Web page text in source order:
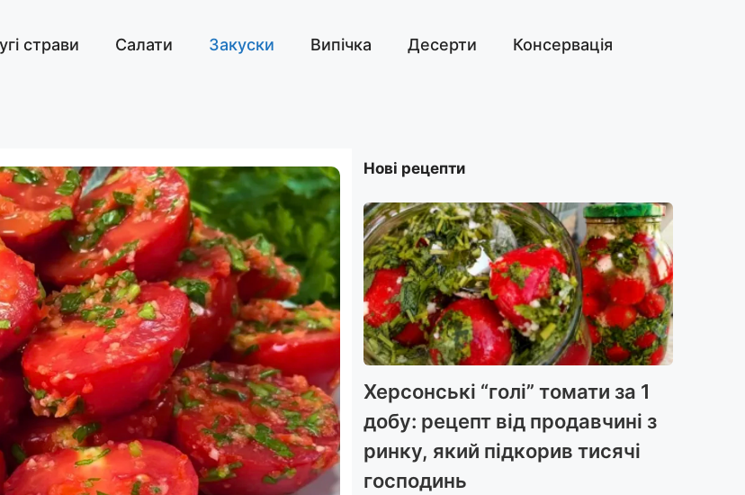
страви Салати Закуски Випічка Десерти Консервація
Нові рецепти
Херсонські “голі” томати за 1
добу: рецепт від продавчині з
ринку, який підкорив тисячі
господинь